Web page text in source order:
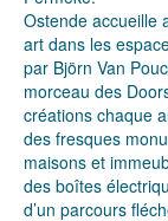
Ostende accueille
art dans les
par Björn Van
morceau des
créations chaque
des fresques
maisons et
des boîtes
d’un parcours